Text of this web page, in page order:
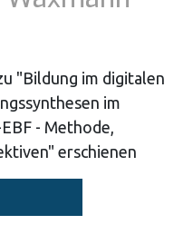
"Bildung im digitalen
im
- Methode,
erschienen